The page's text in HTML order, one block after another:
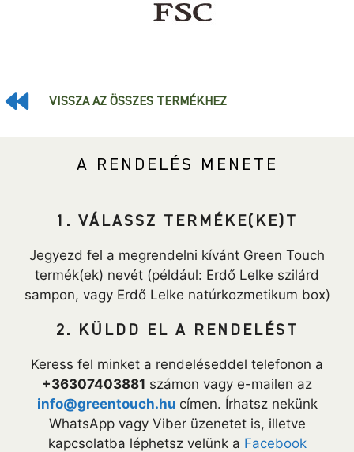
VISSZA AZ ÖSSZES TERMÉKHEZ
A RENDELÉS MENETE
1. VÁLASSZ TERMÉKE(KE)T
Jegyezd fel a megrendelni kívánt Green Touch
termék(ek) nevét (például: Erdő Lelke szilárd
sampon, vagy Erdő Lelke natúrkozmetikum box)
2. KÜLDD EL A RENDELÉST
Keress fel minket a rendeléseddel telefonon a
+36307403881 számon vagy e-mailen az
info@greentouch.hu címen. Írhatsz nekünk
WhatsApp vagy Viber üzenetet is, illetve
kapcsolatba léphetsz velünk a Facebook